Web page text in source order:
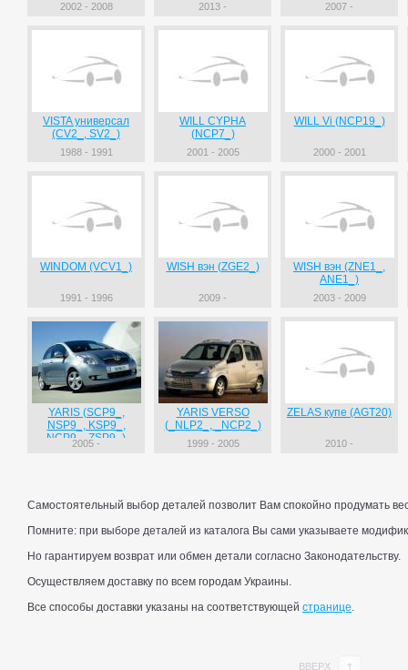
2002 - 2008 2013 - 2007 -
VISTA универсал
(CV2_, SV2_)
1988 - 1991
WILL CYPHA
(NCP7_)
2001 - 2005
WILL Vi (NCP19_)
2000 - 2001
WINDOM (VCV1_)
1991 - 1996
WISH вэн (ZGE2_)
2009 -
WISH вэн (ZNE1_,
ANE1_)
2003 - 2009
YARIS (SCP9_,
NSP9_, KSP9_,
NCP9_, ZSP9_)
2005 -
YARIS VERSO
(_NLP2_, _NCP2_)
1999 - 2005
ZELAS купе (AGT20)
2010 -
Самостоятельный выбор деталей позволит Вам спокойно продумать
Помните: при выборе деталей из каталога Вы сами указываете
Но гарантируем возврат или обмен детали согласно Законодательству.
Осуществляем доставку по всем городам Украины.
Все способы доставки указаны на соответствующей странице.
ВВЕРХ